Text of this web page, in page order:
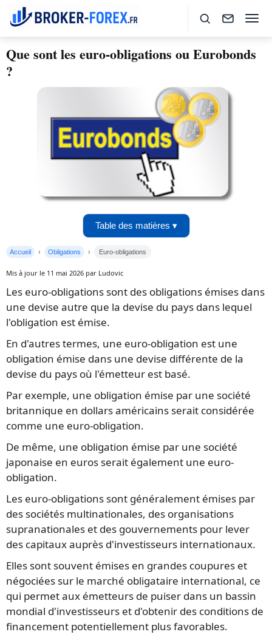
Que sont les euro-obligations ou Eurobonds
?
Table des matières ▾
Accueil Obligations Euro-obligations
Mis à jour le 11 mai 2026 par Ludovic
Les euro-obligations sont des obligations émises dans
une devise autre que la devise du pays dans lequel
l'obligation est émise.
En d'autres termes, une euro-obligation est une
obligation émise dans une devise différente de la
devise du pays où l'émetteur est basé.
Par exemple, une obligation émise par une société
britannique en dollars américains serait considérée
comme une euro-obligation.
De même, une obligation émise par une société
japonaise en euros serait également une euro-
obligation.
Les euro-obligations sont généralement émises par
des sociétés multinationales, des organisations
supranationales et des gouvernements pour lever
des capitaux auprès d'investisseurs internationaux.
Elles sont souvent émises en grandes coupures et
négociées sur le marché obligataire international, ce
qui permet aux émetteurs de puiser dans un bassin
mondial d'investisseurs et d'obtenir des conditions de
financement potentiellement plus favorables.